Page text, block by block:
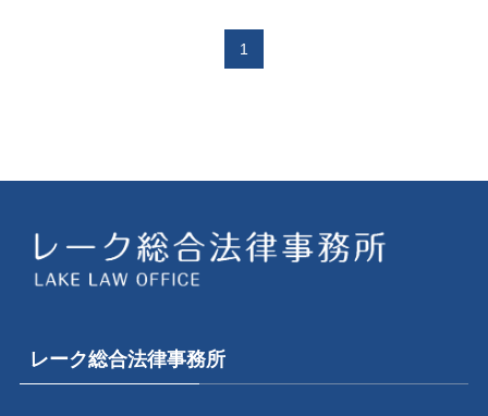
1
レーク総合法律事務所